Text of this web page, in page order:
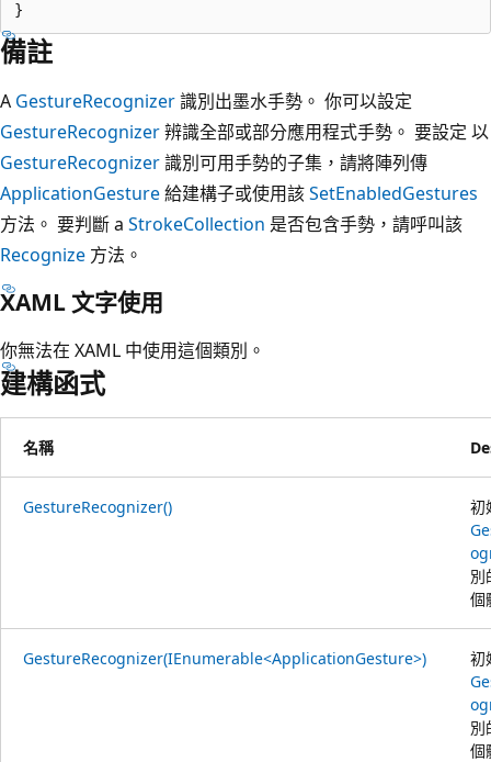
備註
A GestureRecognizer識別出墨水手勢。 你可以設定
GestureRecognizer辨識全部或部分應用程式手勢。 要設定 以
GestureRecognizer識別可用手勢的子集，請將陣列傳
ApplicationGesture給建構子或使用該SetEnabledGestures
方法。 要判斷 a StrokeCollection 是否包含手勢，請呼叫該
Recognize 方法。
XAML 文字使用
你無法在 XAML 中使用這個類別。
建構函式
名稱
GestureRecognizer()
初
別
個
GestureRecognizer(IEnumerable<ApplicationGesture>)
初
別
個